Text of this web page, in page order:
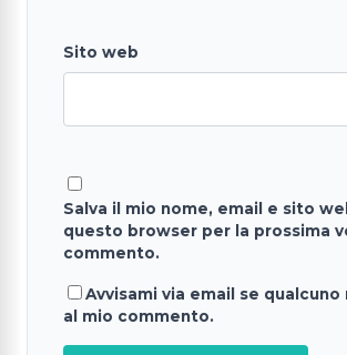
Sito web
Salva il mio nome, email e sito
questo browser per la prossima
commento.
Avvisami via email se qualcuno
al mio commento.